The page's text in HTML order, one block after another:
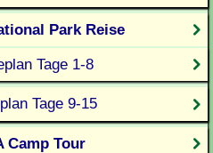
Park Reise
Tage 1-8
Tage 9-15
Camp Tour